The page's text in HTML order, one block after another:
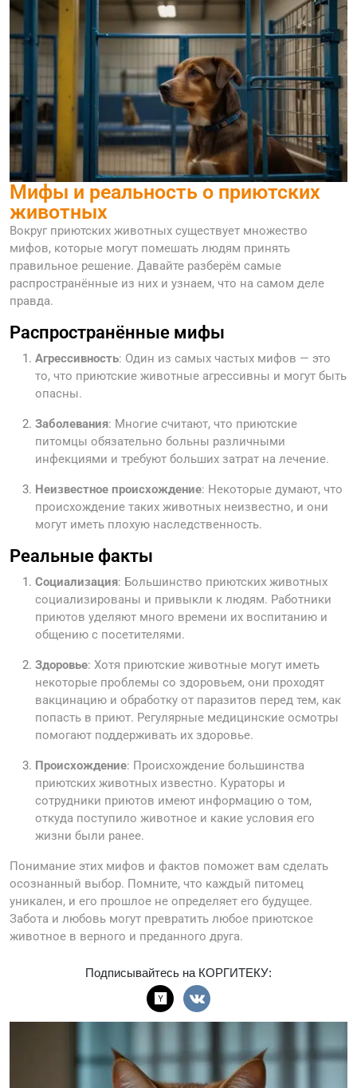
Мифы и реальность о приютских
животных
Вокруг приютских животных существует множество
мифов, которые могут помешать людям принять
правильное решение. Давайте разберём самые
распространённые из них и узнаем, что на самом деле
правда.
Распространённые мифы
Агрессивность: Один из самых частых мифов — это
то, что приютские животные агрессивны и могут быть
опасны.
Заболевания: Многие считают, что приютские
питомцы обязательно больны различными
инфекциями и требуют больших затрат на лечение.
Неизвестное происхождение: Некоторые думают, что
происхождение таких животных неизвестно, и они
могут иметь плохую наследственность.
Реальные факты
Социализация: Большинство приютских животных
социализированы и привыкли к людям. Работники
приютов уделяют много времени их воспитанию и
общению с посетителями.
Здоровье: Хотя приютские животные могут иметь
некоторые проблемы со здоровьем, они проходят
вакцинацию и обработку от паразитов перед тем, как
попасть в приют. Регулярные медицинские осмотры
помогают поддерживать их здоровье.
Происхождение: Происхождение большинства
приютских животных известно. Кураторы и
сотрудники приютов имеют информацию о том,
откуда поступило животное и какие условия его
жизни были ранее.
Понимание этих мифов и фактов поможет вам сделать
осознанный выбор. Помните, что каждый питомец
уникален, и его прошлое не определяет его будущее.
Забота и любовь могут превратить любое приютское
животное в верного и преданного друга.
Подписывайтесь на КОРГИТЕКУ: